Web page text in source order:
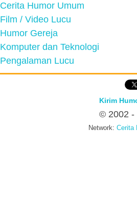
Cerita Humor Umum
Film / Video Lucu
Humor Gereja
Komputer dan Teknologi
Pengalaman Lucu
Kirim
© 2002 -
Network: Cerita